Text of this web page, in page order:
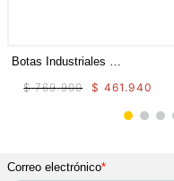
$ 769.900 $ 461 .940